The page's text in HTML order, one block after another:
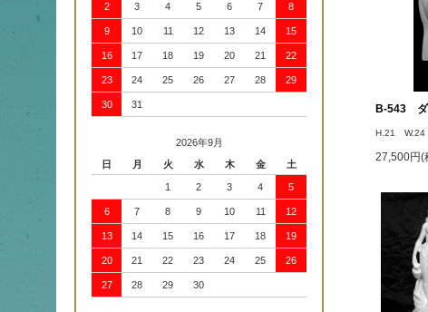
B-543 ダ
H.21
27,500円(
2 3 4 5 6 7 8
9 10 11 12 13 14 15
16 17 18 19 20 21 22
23 24 25 26 27 28 29
30 31
2026年9月
日
月 火 水 木 金 土
1 2 3 4 5
6 7 8 9 10 11 12
13 14 15 16 17 18 19
20 21 22 23 24 25 26
27 28 29 30